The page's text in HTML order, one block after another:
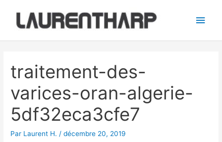
contenu
traitement-des-
varices-oran-algerie-
5df32eca3cfe7
Par Laurent H. /décembre 20, 2019
articles